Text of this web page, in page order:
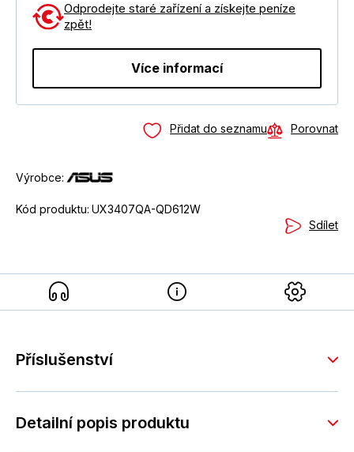
Odprodejte staré zařízení a získejte peníze
zpět!
Více informací
Přidat do seznamu Porovnat
Výrobce:
Kód produktu: UX3407QA-QD612W
Sdílet
Příslušenství
Detailní popis produktu